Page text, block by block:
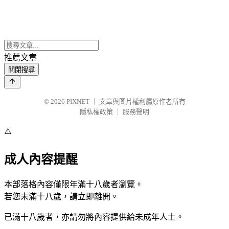
推薦文章
關閉搜尋
© 2026 PIXNET
文章與圖片權利屬原作者所有
隱私權政策
服務聲明
⚠️
成人內容提醒
本部落格內容僅限年滿十八歲者瀏覽。
若您未滿十八歲，請立即離開。
已滿十八歲者，亦請勿將內容提供給未成年人士。